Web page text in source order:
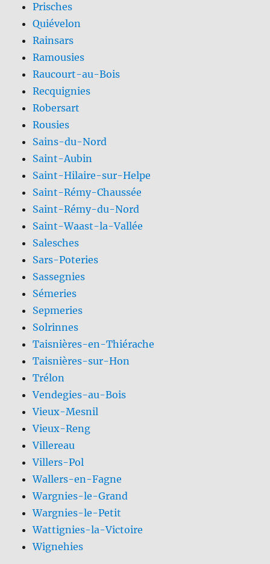
Prisches
Quiévelon
Rainsars
Ramousies
Raucourt-au-Bois
Recquignies
Robersart
Rousies
Sains-du-Nord
Saint-Aubin
Saint-Hilaire-sur-Helpe
Saint-Rémy-Chaussée
Saint-Rémy-du-Nord
Saint-Waast-la-Vallée
Salesches
Sars-Poteries
Sassegnies
Sémeries
Sepmeries
Solrinnes
Taisnières-en-Thiérache
Taisnières-sur-Hon
Trélon
Vendegies-au-Bois
Vieux-Mesnil
Vieux-Reng
Villereau
Villers-Pol
Wallers-en-Fagne
Wargnies-le-Grand
Wargnies-le-Petit
Wattignies-la-Victoire
Wignehies